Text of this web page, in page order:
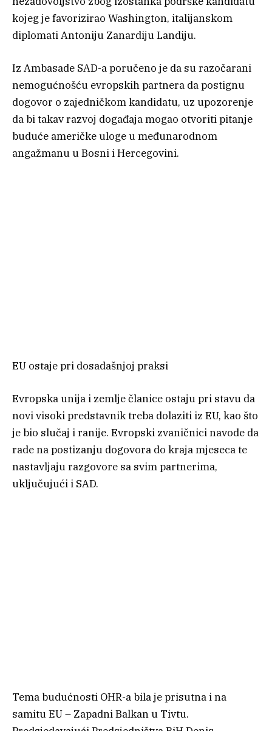
kojeg je favorizirao Washington, italijanskom
diplomati Antoniju Zanardiju Landiju.
Iz Ambasade SAD-a poručeno je da su razočarani
nemogućnošću evropskih partnera da postignu
dogovor o zajedničkom kandidatu, uz upozorenje
da bi takav razvoj događaja mogao otvoriti pitanje
buduće američke uloge u međunarodnom
angažmanu u Bosni i Hercegovini.
EU ostaje pri dosadašnjoj praksi
Evropska unija i zemlje članice ostaju pri stavu da
novi visoki predstavnik treba dolaziti iz EU, kao što
je bio slučaj i ranije. Evropski zvaničnici navode da
rade na postizanju dogovora do kraja mjeseca te
nastavljaju razgovore sa svim partnerima,
uključujući i SAD.
Tema budućnosti OHR-a bila je prisutna i na
samitu EU – Zapadni Balkan u Tivtu.